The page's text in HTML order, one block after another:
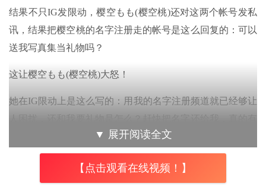
结果不只IG发限动，樱空もも(樱空桃)还对这两个帐号发私
讯，结果把樱空桃的名字注册走的帐号是这么回复的：可以
送我写真集当礼物吗？
这让樱空もも(樱空桃)大怒！
她在IG限动上是这么写的：用我的名字注册频道就已经够让
很明显地，樱空もも(樱空桃)认为名字是她的，对方应该无
条件返还，还要礼物那是十分无礼的行为，所以她的答案就
▼ 展开阅读全文
【点击观看在线视频！】